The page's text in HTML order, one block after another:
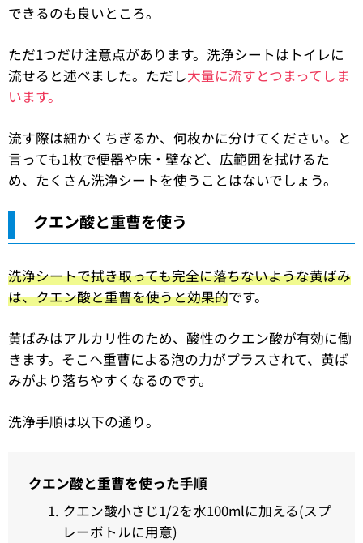
できるのも良いところ。
ただ1つだけ注意点があります。洗浄シートはトイレに
流せると述べました。ただし大量に流すとつまってしま
います。
流す際は細かくちぎるか、何枚かに分けてください。と
言っても1枚で便器や床・壁など、広範囲を拭けるた
め、たくさん洗浄シートを使うことはないでしょう。
クエン酸と重曹を使う
洗浄シートで拭き取っても完全に落ちないような黄ばみ
は、クエン酸と重曹を使うと効果的です。
黄ばみはアルカリ性のため、酸性のクエン酸が有効に働
きます。そこへ重曹による泡の力がプラスされて、黄ば
みがより落ちやすくなるのです。
洗浄手順は以下の通り。
クエン酸と重曹を使った手順
クエン酸小さじ1/2を水100mlに加える(スプ
レーボトルに用意)